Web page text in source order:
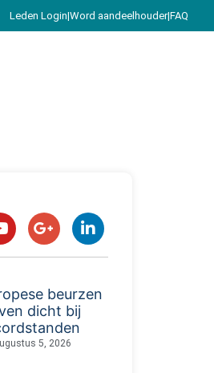
Leden Login|Word aandeelhouder|FAQ
beurzen
dicht bij
5, 2026